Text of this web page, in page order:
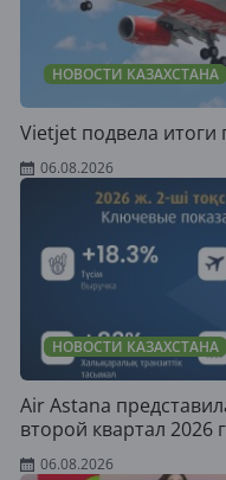
НОВОСТИ КАЗАХСТАНА
Vietjet подвела итоги
06.08.2026
НОВОСТИ КАЗАХСТАНА
Air Astana
второй квартал 2026
06.08.2026